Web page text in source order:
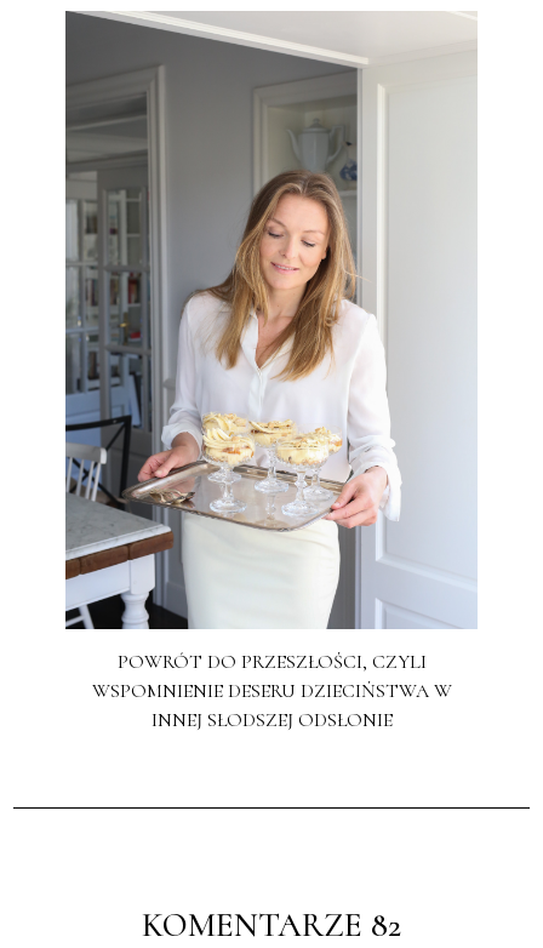
POWRÓT DO PRZESZŁOŚCI, CZYLI
WSPOMNIENIE DESERU DZIECIŃSTWA W
INNEJ SŁODSZEJ ODSŁONIE
KOMENTARZE 82